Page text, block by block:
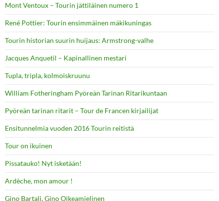
Mont Ventoux – Tourin jättiläinen numero 1
René Pottier: Tourin ensimmäinen mäkikuningas
Tourin historian suurin huijaus: Armstrong-valhe
Jacques Anquetil – Kapinallinen mestari
Tupla, tripla, kolmoiskruunu
William Fotheringham Pyöreän Tarinan Ritarikuntaan
Pyöreän tarinan ritarit – Tour de Francen kirjailijat
Ensitunnelmia vuoden 2016 Tourin reitistä
Tour on ikuinen
Pissatauko! Nyt isketään!
Ardèche, mon amour !
Gino Bartali, Gino Oikeamielinen